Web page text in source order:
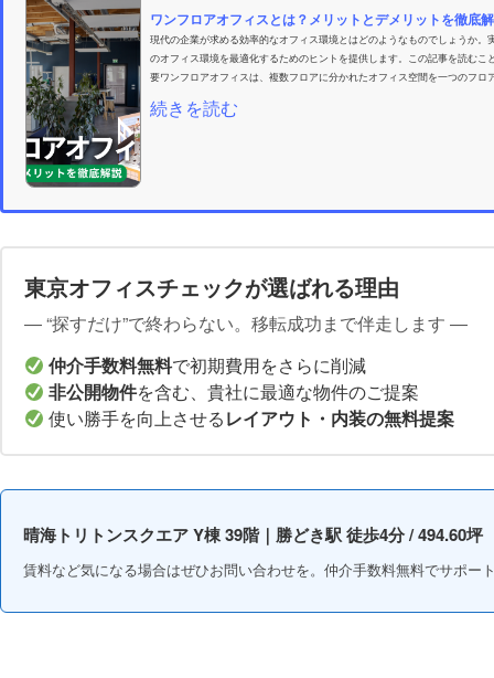
ワンフロアオフィスとは？メリットとデメリットを徹底
現代の企業が求める効率的なオフィス環境とはどのようなものでしょうか
のオフィス環境を最適化するためのヒントを提供します。この記事を読む
要ワンフロアオフィスは、複数フロアに分かれたオフィス空間を一つのフ
続きを読む
東京オフィスチェックが選ばれる理由
― “探すだけ”で終わらない。移転成功まで伴走します ―
仲介手数料無料で初期費用をさらに削減
非公開物件を含む、貴社に最適な物件のご提案
使い勝手を向上させるレイアウト・内装の無料提案
晴海トリトンスクエア Y棟 39階｜勝どき駅 徒歩4分 / 494.60坪
賃料など気になる場合はぜひお問い合わせを。仲介手数料無料でサポー